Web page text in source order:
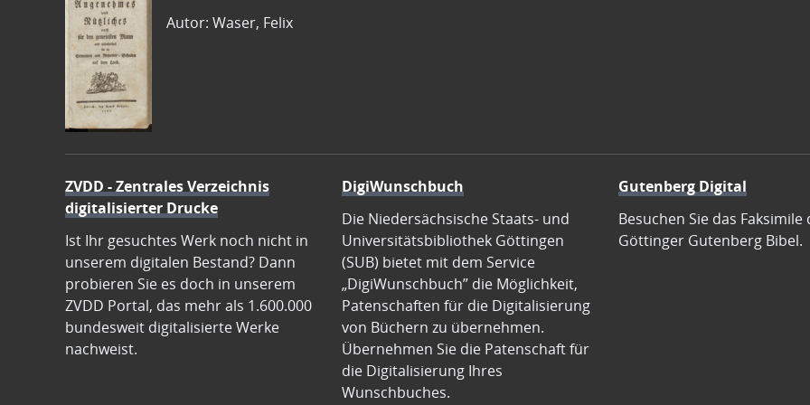
Autor: Waser, Felix
ZVDD - Zentrales Verzeichnis
digitalisierter Drucke
Ist Ihr gesuchtes Werk noch nicht in
unserem digitalen Bestand? Dann
probieren Sie es doch in unserem
ZVDD Portal, das mehr als 1.600.000
bundesweit digitalisierte Werke
nachweist.
DigiWunschbuch
Die Niedersächsische Staats- und
Universitätsbibliothek Göttingen
(SUB) bietet mit dem Service
„DigiWunschbuch” die Möglichkeit,
Patenschaften für die Digitalisierung
von Büchern zu übernehmen.
Übernehmen Sie die Patenschaft für
die Digitalisierung Ihres
Wunschbuches.
Gutenberg Digital
Besuchen Sie das Faksimile
Göttinger Gutenberg Bibel.